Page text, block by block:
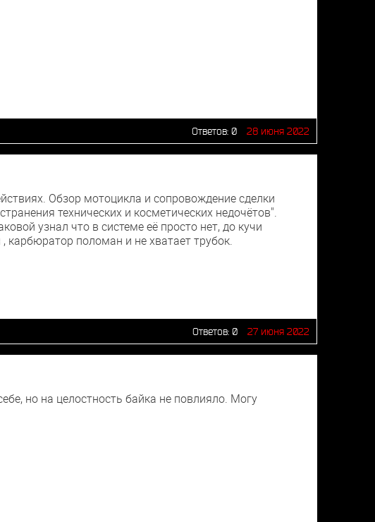
Ответов: 0 28 июня 2022
Обзор мотоцикла и сопровождение сделки
технических и косметических недочётов".
узнал что в системе её просто нет, до кучи
карбюратор поломан и не хватает трубок.
Ответов: 0 27 июня 2022
но на целостность байка не повлияло. Могу